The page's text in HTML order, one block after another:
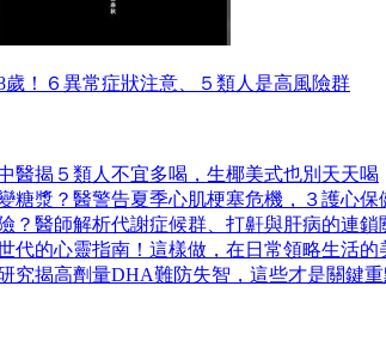
！６異常症狀注意、５類人是高風險群
醫揭５類人不宜多喝，生椰美式也別天天喝
糖漿？醫警告夏季心肌梗塞危機，３護心保
？醫師解析代謝症候群、打鼾與肝病的連鎖
代的心靈指南！這樣做，在日常領略生活的
究揭高劑量DHA難防失智，這些才是關鍵